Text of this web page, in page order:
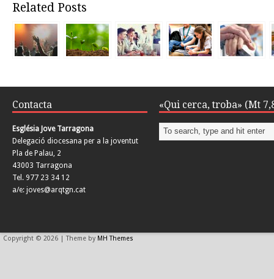
Related Posts
Contacta
Església Jove Tarragona
Delegació diocesana per a la joventut
Pla de Palau, 2
43003 Tarragona
Tel. 977 23 34 12
a/e: joves@arqtgn.cat
«Qui cerca, troba» (Mt
Copyright © 2026 | Theme by MH Themes